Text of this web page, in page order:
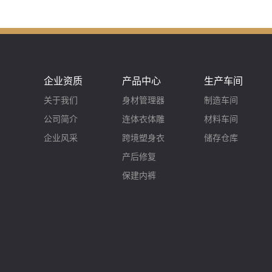
企业资质
关于我们
公司简介
企业风采
产品中心
身材管理器
连体衣体雕
跨境塑身衣
产后修复
保建内裤
生产车间
制造车间
材料车间
储存仓库